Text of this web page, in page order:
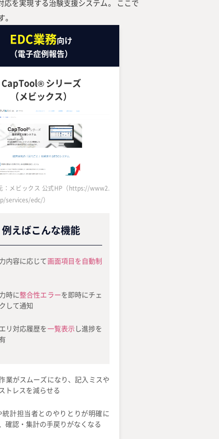
を実現する治験支援システム。 ここで
EDC業務向け
（電子症例報告）
CapTool® シリーズ
（メビックス）
：メビックス 公式HP（https://www2.
services/edc/）
例えばこんな機能
内容に応じて画面項目を自動制
時に整合性エラーを即時にチェ
して通知
リ対応履歴を一覧表示 し進捗を
業がスムーズになり、記入ミスや
トレスを減らせる
統計担当者とのやりとりが明確に
確認・集計の手戻りがなくなる